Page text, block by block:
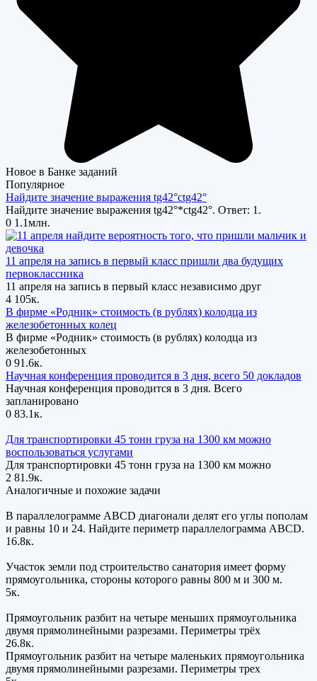
Новое в Банке заданий
Популярное
Найдите значение выражения tg42°ctg42°
Найдите значение выражения tg42°*ctg42°. Ответ: 1.
0 1.1млн.
11 апреля на запись в первый класс пришли два будущих
первоклассника
11 апреля на запись в первый класс независимо друг
4 105к.
В фирме «Родник» стоимость (в рублях) колодца из
железобетонных колец
В фирме «Родник» стоимость (в рублях) колодца из
железобетонных
0 91.6к.
Научная конференция проводится в 3 дня, всего 50 докладов
Научная конференция проводится в 3 дня. Всего
запланировано
0 83.1к.
Для транспортировки 45 тонн груза на 1300 км можно
воспользоваться услугами
Для транспортировки 45 тонн груза на 1300 км можно
2 81.9к.
Аналогичные и похожие задачи
В параллелограмме ABCD диагонали делят его углы пополам
и равны 10 и 24. Найдите периметр параллелограмма ABCD.
16.8к.
Участок земли под строительство санатория имеет форму
прямоугольника, стороны которого равны 800 м и 300 м.
5к.
Прямоугольник разбит на четыре меньших прямоугольника
двумя прямолинейными разрезами. Периметры трёх
26.8к.
Прямоугольник разбит на четыре маленьких прямоугольника
двумя прямолинейными разрезами. Периметры трех